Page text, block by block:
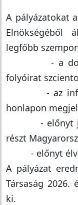
A pályázatokat
legfőbb
- a
folyóirat
- az
honlapon
- előnyt
részt
- előnyt
A pályázat
Társaság 2026.
ki.